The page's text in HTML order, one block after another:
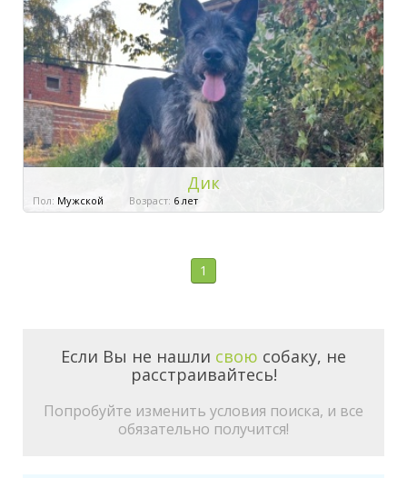
Дик
Пол: Мужской Возраст: 6 лет
1
Если Вы не нашли свою собаку, не
расстраивайтесь!
Попробуйте изменить условия поиска, и все
обязательно получится!